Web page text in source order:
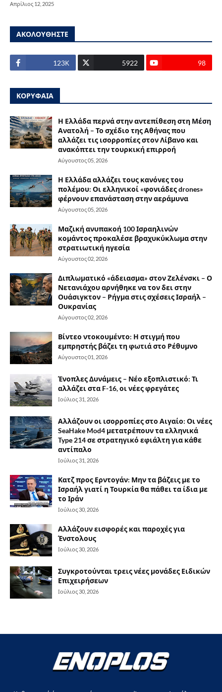
Απρίλιος 12, 2025
ΑΚΟΛΟΥΘΗΣΤΕ
123Κ 5922 98
ΚΟΡΥΦΑΙΑ
Η Ελλάδα περνά στην αντεπίθεση στη Μέση
Ανατολή – Το σχέδιο της Αθήνας που
αλλάζει τις ισορροπίες στον Λίβανο και
ανακόπτει την τουρκική επιρροή
Αύγουστος 05, 2026
Η Ελλάδα αλλάζει τους κανόνες του
πολέμου: Οι ελληνικοί «φονιάδες drones»
φέρνουν επανάσταση στην αεράμυνα
Αύγουστος 05, 2026
Μαζική ανυπακοή 100 Ισραηλινών
κομάντος προκαλέσε βραχυκύκλωμα στην
στρατιωτική ηγεσία
Αύγουστος 02, 2026
Διπλωματικό «άδειασμα» στον Ζελένσκι – Ο
Νετανιάχου αρνήθηκε να τον δει στην
Ουάσιγκτον – Ρήγμα στις σχέσεις Ισραήλ –
Ουκρανίας
Αύγουστος 02, 2026
Βίντεο ντοκουμέντο: Η στιγμή που
εμπρηστής βάζει τη φωτιά στο Ρέθυμνο
Αύγουστος 01, 2026
Ένοπλες Δυνάμεις – Νέο εξοπλιστικό: Τι
αλλάζει στα F-16, οι νέες φρεγάτες
Ιούλιος 31, 2026
Αλλάζουν οι ισορροπίες στο Αιγαίο: Οι νέες
SeaHake Mod4 μετατρέπουν τα ελληνικά
Type 214 σε στρατηγικό εφιάλτη για κάθε
αντίπαλο
Ιούλιος 31, 2026
Κατζ προς Ερντογάν: Μην τα βάζεις με το
Ισραήλ γιατί η Τουρκία θα πάθει τα ίδια με
το Ιράν
Ιούλιος 30, 2026
Αλλάζουν εισφορές και παροχές για
Ένστολους
Ιούλιος 30, 2026
Συγκροτούνται τρεις νέες μονάδες Ειδικών
Επιχειρήσεων
Ιούλιος 30, 2026